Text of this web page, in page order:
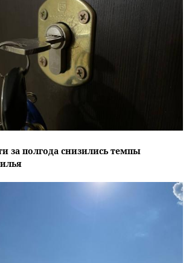
за полгода снизились темпы